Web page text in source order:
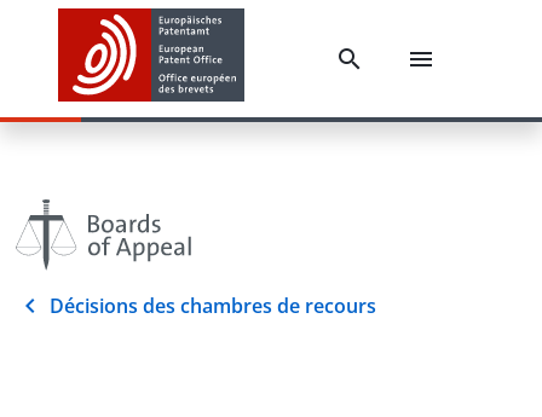
Décisions des chambres de recours